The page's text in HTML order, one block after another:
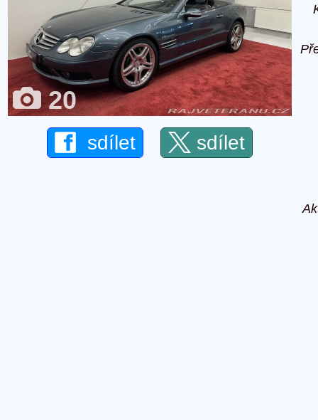
20
sdílet sdílet